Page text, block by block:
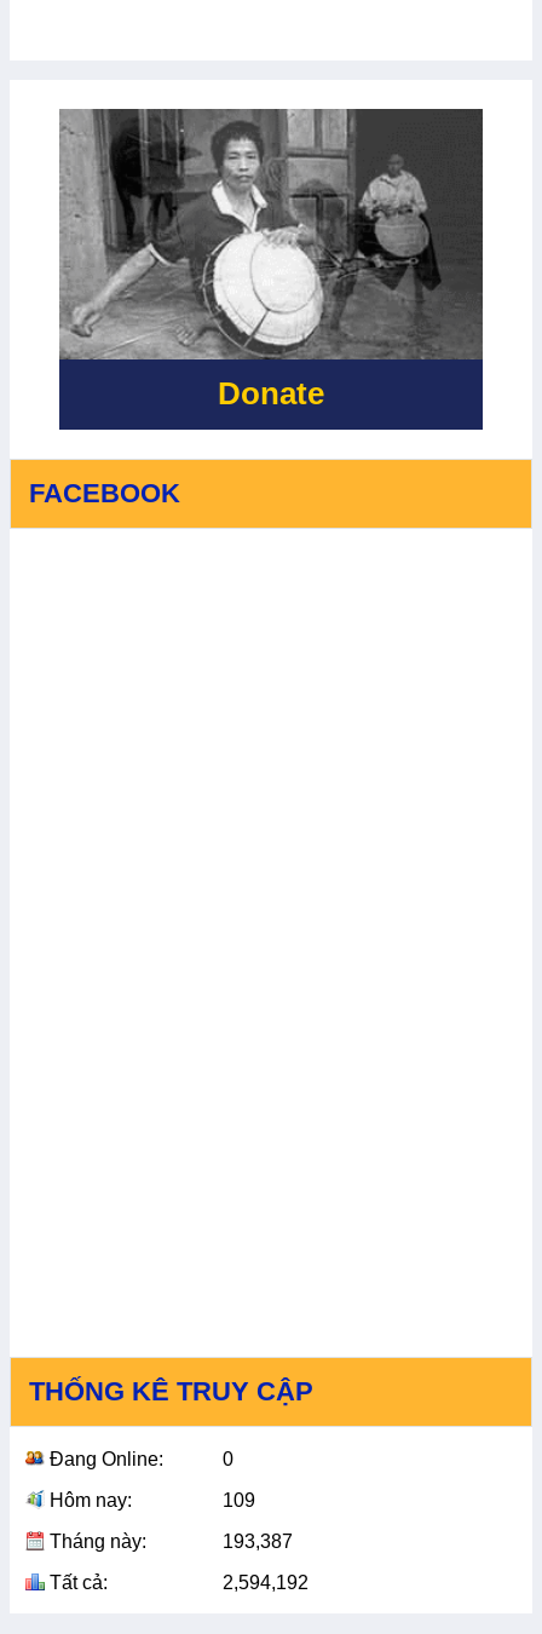
Donate
FACEBOOK
THỐNG KÊ TRUY CẬP
Đang Online:
0
Hôm nay:
109
Tháng này:
193,387
Tất cả:
2,594,192